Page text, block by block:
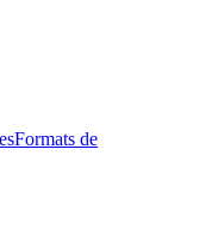
Formats de